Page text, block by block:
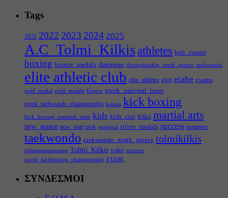
Tags
2021 2022 2023 2024 2025
A.C_Tolmi_Kilkis athletes belt_exams
boxing bronze_medals champions championship_north_greece_taekwondo
elite athletic club elite_athletes elot etabe exams
gold_medal gold_medals Greece greek_national_team
greek_taekwondo_championship kavala kick boxing
kick_boxing_national_team kids kids_cup Kilkis martial arts
new_season new_start pok portugal silver_medals success summer
taekwondo taekwondo_north_greece tolmikilkis
tolmisummercamp Tolmi_Kilkis wako winners
world_kickboxing_championship ΕΤΑΒΕ
ΣΥΝΔΕΣΜΟΙ